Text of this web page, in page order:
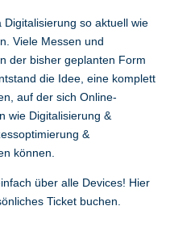
so aktuell wie
Viele Messen und
der bisher geplanten Form
die Idee, eine komplett
auf der sich Online-
wie Digitalisierung &
&
können.
über alle Devices! Hier
Ticket buchen.